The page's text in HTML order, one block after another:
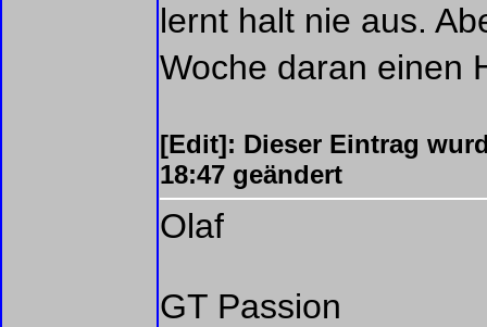
lernt halt nie aus.
Woche daran
[Edit]: Dieser Eintrag
18:47 geändert
Olaf
GT Passion